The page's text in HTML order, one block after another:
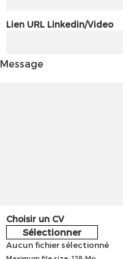
Lien URL Linkedin/Video
Message
Choisir un CV
Sélectionner
Aucun fichier sélectionné